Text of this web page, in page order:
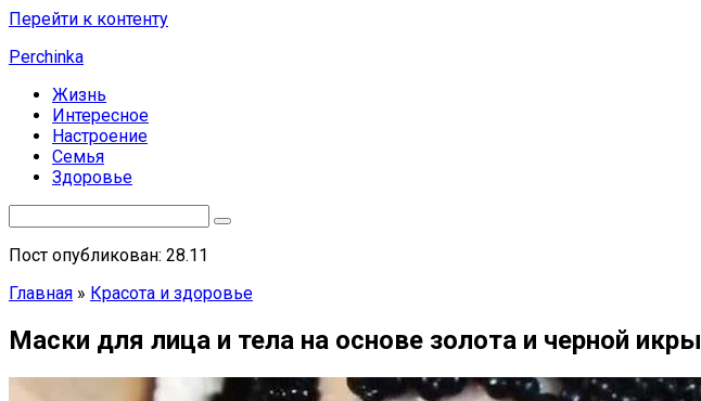
Перейти к контенту
Perchinka
Жизнь
Интересное
Настроение
Семья
Здоровье
Пост опубликован: 28.11
Главная » Красота и здоровье
Маски для лица и тела на основе золота и черной икры